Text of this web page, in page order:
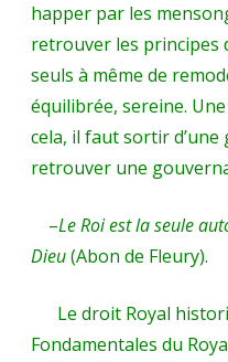
happer par les
retrouver les principes
seuls à même de
équilibrée, sereine.
cela, il faut sortir
retrouver une
–Le Roi est la seule
Dieu(Abon de Fleury).
Le droit Royal
Fondamentales du